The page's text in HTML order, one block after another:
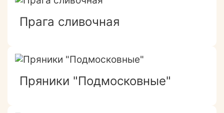
Прага сливочная
Пряники "Подмосковные"